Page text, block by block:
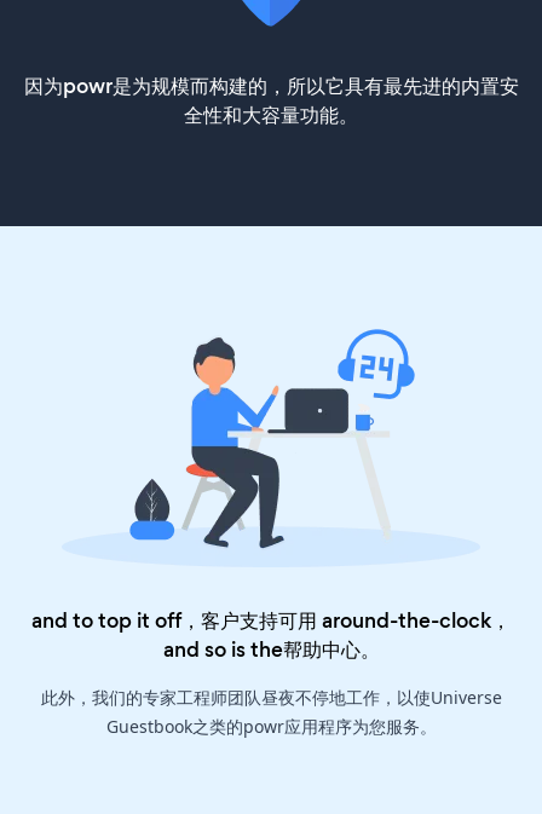
因为powr是为规模而构建的，所以它具有最先进的内置安
全性和大容量功能。
and to top it off，客户支持可用 around-the-clock，
and so is the帮助中心。
此外，我们的专家工程师团队昼夜不停地工作，以使Universe
Guestbook之类的powr应用程序为您服务。